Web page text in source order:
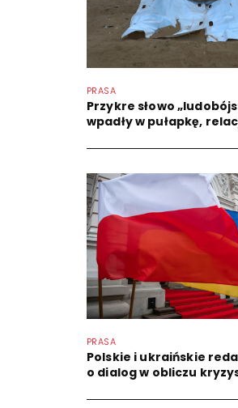
PRASA
Przykre słowo
wpadły w pułapkę,
PRASA
Polskie i ukraińskie
o dialog w obliczu